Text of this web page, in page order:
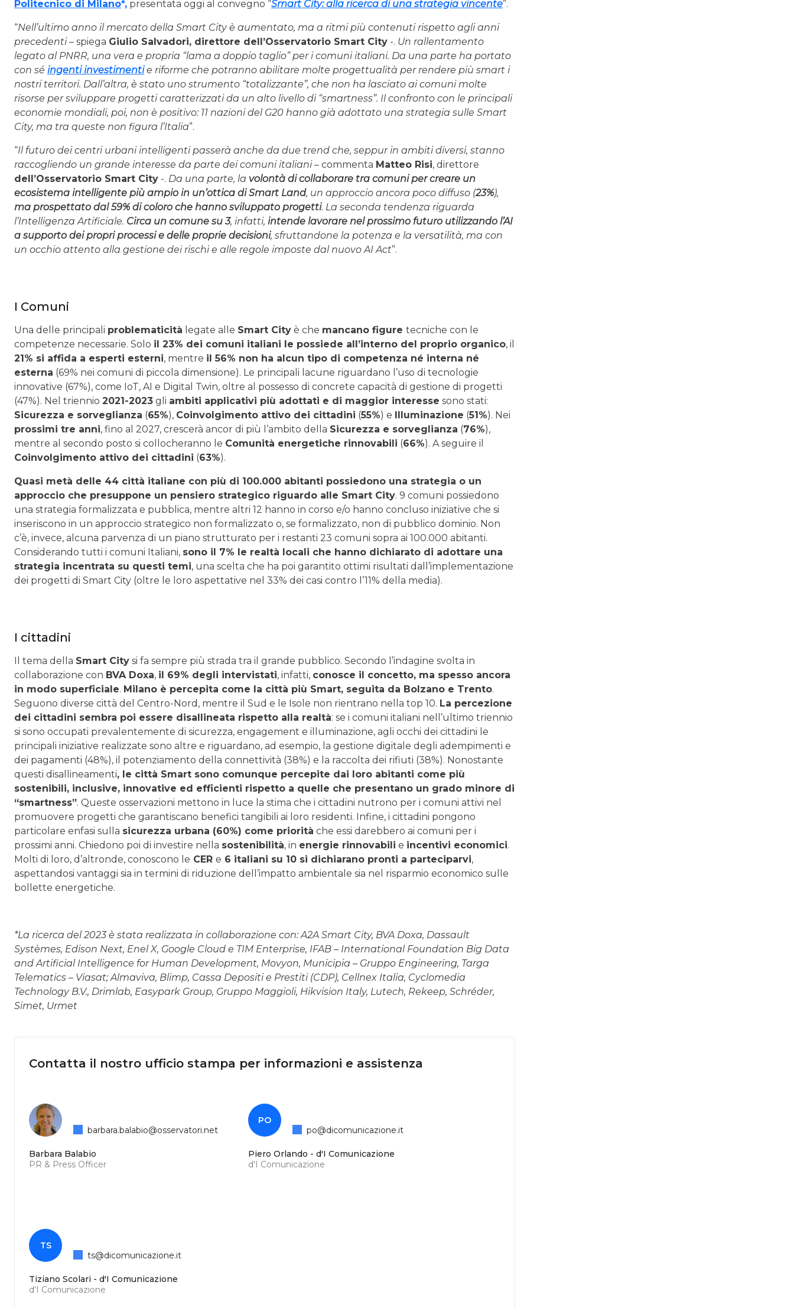
Politecnico di Milano*, presentata oggi al convegno “Smart City: alla ricerca di una strategia vincente”.
“Nell’ultimo anno il mercato della Smart City è aumentato, ma a ritmi più contenuti rispetto agli anni
precedenti– spiega Giulio Salvadori, direttore dell’Osservatorio Smart City -. Un rallentamento
legato al PNRR, una vera e propria “lama a doppio taglio” per i comuni italiani. Da una parte ha portato
con sé ingenti investimentie riforme che potranno abilitare molte progettualità per rendere più smart i
nostri territori. Dall’altra, è stato uno strumento “totalizzante”, che non ha lasciato ai comuni molte
risorse per sviluppare progetti caratterizzati da un alto livello di “smartness”. Il confronto con le principali
economie mondiali, poi, non è positivo: 11 nazioni del G20 hanno già adottato una strategia sulle Smart
City, ma tra queste non figura l’Italia”.
“Il futuro dei centri urbani intelligenti passerà anche da due trend che, seppur in ambiti diversi, stanno
raccogliendo un grande interesse da parte dei comuni italiani– commenta Matteo Risi, direttore
dell’Osservatorio Smart City -. Da una parte, la volontà di collaborare tra comuni per creare un
ecosistema intelligente più ampio in un’ottica di Smart Land, un approccio ancora poco diffuso (23%),
ma prospettato dal 59% di coloro che hanno sviluppato progetti. La seconda tendenza riguarda
l’Intelligenza Artificiale. Circa un comune su 3, infatti, intende lavorare nel prossimo futuro utilizzando l’AI
a supporto dei propri processi e delle proprie decisioni, sfruttandone la potenza e la versatilità, ma con
un occhio attento alla gestione dei rischi e alle regole imposte dal nuovo AI Act”.
I Comuni
Una delle principali problematicità legate alle Smart City è che mancano figure tecniche con le
competenze necessarie. Solo il 23% dei comuni italiani le possiede all’interno del proprio organico, il
21% si affida a esperti esterni, mentre il 56% non ha alcun tipo di competenza né interna né
esterna (69% nei comuni di piccola dimensione). Le principali lacune riguardano l’uso di tecnologie
innovative (67%), come IoT, AI e Digital Twin, oltre al possesso di concrete capacità di gestione di progetti
(47%). Nel triennio 2021-2023 gli ambiti applicativi più adottati e di maggior interesse sono stati:
Sicurezza e sorveglianza (65%), Coinvolgimento attivo dei cittadini (55%) e Illuminazione (51%). Nei
prossimi tre anni, fino al 2027, crescerà ancor di più l’ambito della Sicurezza e sorveglianza (76%),
mentre al secondo posto si collocheranno le Comunità energetiche rinnovabili (66%). A seguire il
Coinvolgimento attivo dei cittadini (63%).
Quasi metà delle 44 città italiane con più di 100.000 abitanti possiedono una strategia o un
approccio che presuppone un pensiero strategico riguardo alle Smart City. 9 comuni possiedono
una strategia formalizzata e pubblica, mentre altri 12 hanno in corso e/o hanno concluso iniziative che si
inseriscono in un approccio strategico non formalizzato o, se formalizzato, non di pubblico dominio. Non
c’è, invece, alcuna parvenza di un piano strutturato per i restanti 23 comuni sopra ai 100.000 abitanti.
Considerando tutti i comuni Italiani, sono il 7% le realtà locali che hanno dichiarato di adottare una
strategia incentrata su questi temi, una scelta che ha poi garantito ottimi risultati dall’implementazione
dei progetti di Smart City (oltre le loro aspettative nel 33% dei casi contro l’11% della media).
I cittadini
Il tema della Smart City si fa sempre più strada tra il grande pubblico. Secondo l’indagine svolta in
collaborazione con BVA Doxa, il 69% degli intervistati, infatti, conosce il concetto, ma spesso ancora
in modo superficiale. Milano è percepita come la città più Smart, seguita da Bolzano e Trento.
Seguono diverse città del Centro-Nord, mentre il Sud e le Isole non rientrano nella top 10. La percezione
dei cittadini sembra poi essere disallineata rispetto alla realtà: se i comuni italiani nell’ultimo triennio
si sono occupati prevalentemente di sicurezza, engagement e illuminazione, agli occhi dei cittadini le
principali iniziative realizzate sono altre e riguardano, ad esempio, la gestione digitale degli adempimenti e
dei pagamenti (48%), il potenziamento della connettività (38%) e la raccolta dei rifiuti (38%). Nonostante
questi disallineamenti, le città Smart sono comunque percepite dai loro abitanti come più
sostenibili, inclusive, innovative ed efficienti rispetto a quelle che presentano un grado minore di
“smartness”. Queste osservazioni mettono in luce la stima che i cittadini nutrono per i comuni attivi nel
promuovere progetti che garantiscano benefici tangibili ai loro residenti. Infine, i cittadini pongono
particolare enfasi sulla sicurezza urbana (60%) come priorità che essi darebbero ai comuni per i
prossimi anni. Chiedono poi di investire nella sostenibilità, in energie rinnovabili e incentivi economici.
Molti di loro, d’altronde, conoscono le CER e 6 italiani su 10 si dichiarano pronti a parteciparvi,
aspettandosi vantaggi sia in termini di riduzione dell’impatto ambientale sia nel risparmio economico sulle
bollette energetiche.
*La ricerca del 2023 è stata realizzata in collaborazione con: A2A Smart City, BVA Doxa, Dassault
Systèmes, Edison Next, Enel X, Google Cloud e TIM Enterprise, IFAB – International Foundation Big Data
and Artificial Intelligence for Human Development, Movyon, Municipia – Gruppo Engineering, Targa
Telematics – Viasat; Almaviva, Blimp, Cassa Depositi e Prestiti (CDP), Cellnex Italia, Cyclomedia
Technology B.V., Drimlab, Easypark Group, Gruppo Maggioli, Hikvision Italy, Lutech, Rekeep, Schréder,
Simet, Urmet
Contatta il nostro ufficio stampa per informazioni e assistenza
Barbara Balabio
PR & Press Officer
barbara.balabio@osservatori.net
PO
Piero Orlando - d'I Comunicazione
d'I Comunicazione
po@dicomunicazione.it
TS
Tiziano Scolari - d'I Comunicazione
d'I Comunicazione
ts@dicomunicazione.it